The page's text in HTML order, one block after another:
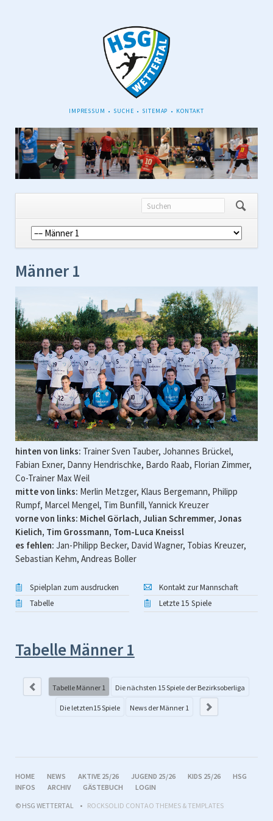
NAVIGATION
IMPRESSUM SUCHE SITEMAP KONTAKT
Navigation
überspringen
Männer 1
hinten von links: Trainer Sven Tauber, Johannes Brückel,
Fabian Exner, Danny Hendrischke, Bardo Raab, Florian Zimmer,
Co-Trainer Max Weil
mitte von links: Merlin Metzger, Klaus Bergemann, Philipp
Rumpf, Marcel Mengel, Tim Bunfill, Yannick Kreuzer
vorne von links: Michel Görlach, Julian Schremmer, Jonas
Kielich, Tim Grossmann, Tom-Luca Kneissl
es fehlen: Jan-Philipp Becker, David Wagner, Tobias Kreuzer,
Sebastian Kehm, Andreas Boller
Spielplan zum ausdrucken
Kontakt zur Mannschaft
Tabelle
Letzte 15 Spiele
Tabelle Männer 1
Tabelle Männer 1 Die nächsten 15 Spiele der Bezirksoberliga
Die letzten15 Spiele News der Männer 1
NAVIGATION
ÜBERSPRINGEN
HOME NEWS AKTIVE 25/26 JUGEND 25/26 KIDS 25/26
HSG
INFOS
ARCHIV GÄSTEBUCH
LOGIN
© HSG WETTERTAL
ROCKSOLID CONTAO THEMES & TEMPLATES